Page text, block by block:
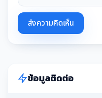
ส่งความคิดเห็น
ข้อมูลติดต่อ